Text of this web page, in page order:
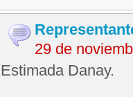
29 de
Estimada Danay.